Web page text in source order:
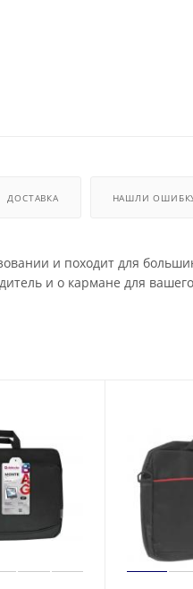
ДОСТАВКА НАШЛИ
и походит для
и о кармане для